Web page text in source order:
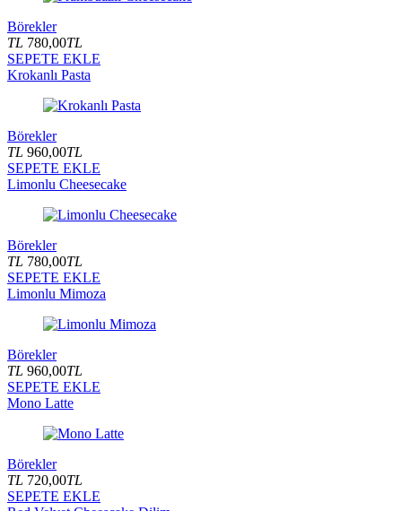
Börekler
TL 780,00TL
SEPETE EKLE
Krokanlı Pasta
Börekler
TL 960,00TL
SEPETE EKLE
Limonlu Cheesecake
Börekler
TL 780,00TL
SEPETE EKLE
Limonlu Mimoza
Börekler
TL 960,00TL
SEPETE EKLE
Mono Latte
Börekler
TL 720,00TL
SEPETE EKLE